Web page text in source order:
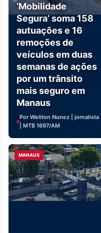
‘Mobilidade
Segura’ soma 158
autuações e 16
remoções de
veículos em duas
semanas de ações
por um trânsito
mais seguro em
Manaus
Por Weliton Nunez | jornalista
| MTB 1697/AM
MANAUS